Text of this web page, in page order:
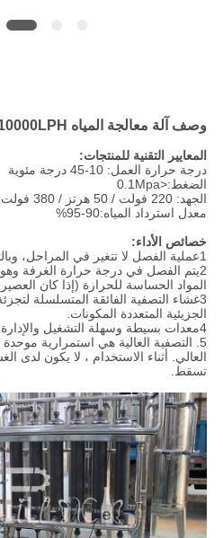
وصف آلة معالجة المياه UF 10000LPH لدينا
المعايير التقنية للمنتجات:
درجة حرارة العمل: 10-45 درجة مئوية
الضغط:<0.1Mpa
الجهد: 220 فولت / 50 هرتز / 380 فولت / 50 هرتز وهكذا
معدل استرداد المياه:90-95%
خصائص الأداء:
1عملية الفصل لا تتغير في المراحل، وبالتالي توفير الطاقة.
2يتم الفصل في درجة حرارة الغرفة
المواد الحساسة للحرارة (إذا كان العصير
3غشاء التصفية الفائقة المتسلسلة
الجزيئية المتعددة المكونات.
4معدات بسيطة وسهلة التشغيل والإدارة والإصلاح
5. التصفية العالية هي استمرارية
العالي. أثناء الاستخدام ، لا يكون لدى
تسقط.